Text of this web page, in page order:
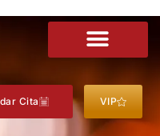
Cita VIP